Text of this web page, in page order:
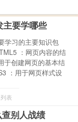
主要学哪些
学习的主要知识包
：网页内容的结
于创建网页的基本结
：用于网页样式设
表
别人战绩